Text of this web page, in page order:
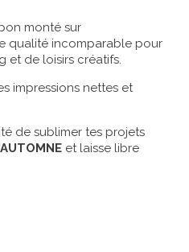
monté sur
qualité incomparable pour
et de loisirs créatifs.
impressions nettes et
de sublimer tes projets
et laisse libre